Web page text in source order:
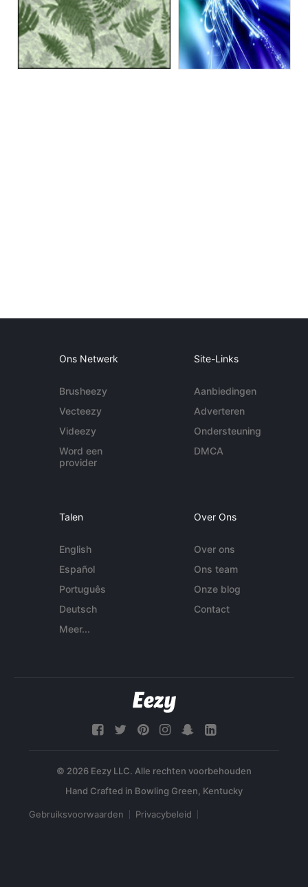
Ons Netwerk
Brusheezy
Vecteezy
Videezy
Word een
provider
Site-Links
Aanbiedingen
Adverteren
Ondersteuning
DMCA
Talen
English
Español
Português
Deutsch
Meer...
Over Ons
Over ons
Ons team
Onze blog
Contact
© 2026 Eezy LLC. Alle rechten voorbehouden
Gebruiksvoorwaarden Privacybeleid